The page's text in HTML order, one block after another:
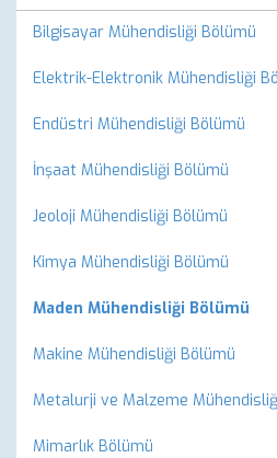
Bilgisayar Mühendisliği Bölümü
Elektrik-Elektronik Mühendisliği
Endüstri Mühendisliği Bölümü
İnşaat Mühendisliği Bölümü
Jeoloji Mühendisliği Bölümü
Kimya Mühendisliği Bölümü
Maden Mühendisliği Bölümü
Makine Mühendisliği Bölümü
Metalurji ve Malzeme
Mimarlık Bölümü